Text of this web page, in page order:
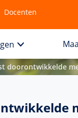
Docenten
doorontwikkelde